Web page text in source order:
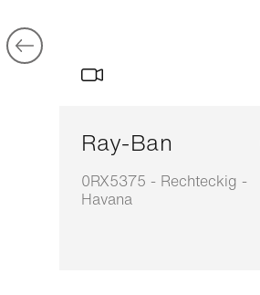
Ray-Ban
0RX5375 - Rechteckig -
Havana